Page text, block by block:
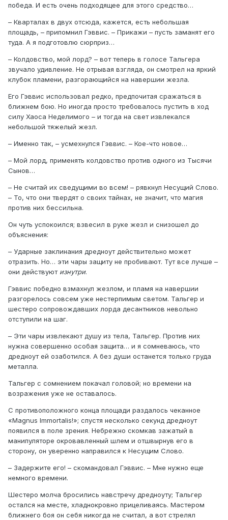
победа. И есть очень подходящее для этого средство…
– Кварталах в двух отсюда, кажется, есть небольшая
площадь, – припомнил Гэввис. – Прикажи – пусть заманят его
туда. А я подготовлю сюрприз…
– Колдовство, мой лорд? – вот теперь в голосе Тальгера
звучало удивление. Не отрывая взгляда, он смотрел на яркий
клубок пламени, разгорающийся на навершии жезла.
Его Гэввис использовал редко, предпочитая сражаться в
ближнем бою. Но иногда просто требовалось пустить в ход
силу Хаоса Неделимого – и тогда на свет извлекался
небольшой тяжелый жезл.
– Именно так, – усмехнулся Гэввис. – Кое-что новое…
– Мой лорд, применять колдовство против одного из Тысячи
Сынов…
– Не считай их сведущими во всем! – рявкнул Несущий Слово.
– То, что они твердят о своих тайнах, не значит, что магия
против них бессильна.
Он чуть успокоился; взвесил в руке жезл и снизошел до
объяснения:
– Ударные заклинания дредноут действительно может
отразить. Но… эти чары защиту не пробивают. Тут все лучше –
они действуют изнутри.
Гэввис победно взмахнул жезлом, и пламя на навершии
разгорелось совсем уже нестерпимым светом. Тальгер и
шестеро сопровождавших лорда десантников невольно
отступили на шаг.
– Эти чары извлекают душу из тела, Тальгер. Против них
нужна совершенно особая защита… и я сомневаюсь, что
дредноут ей озаботился. А без души останется только груда
металла.
Тальгер с сомнением покачал головой; но времени на
возражения уже не оставалось.
С противоположного конца площади раздалось чеканное
«Magnus Immortalis!»; спустя несколько секунд дредноут
появился в поле зрения. Небрежно скомкав зажатый в
манипуляторе окровавленный шлем и отшвырнув его в
сторону, он уверенно направился к Несущим Слово.
– Задержите его! – скомандовал Гэввис. – Мне нужно еще
немного времени.
Шестеро молча бросились навстречу дредноуту; Тальгер
остался на месте, хладнокровно прицеливаясь. Мастером
ближнего боя он себя никогда не считал, а вот стрелял